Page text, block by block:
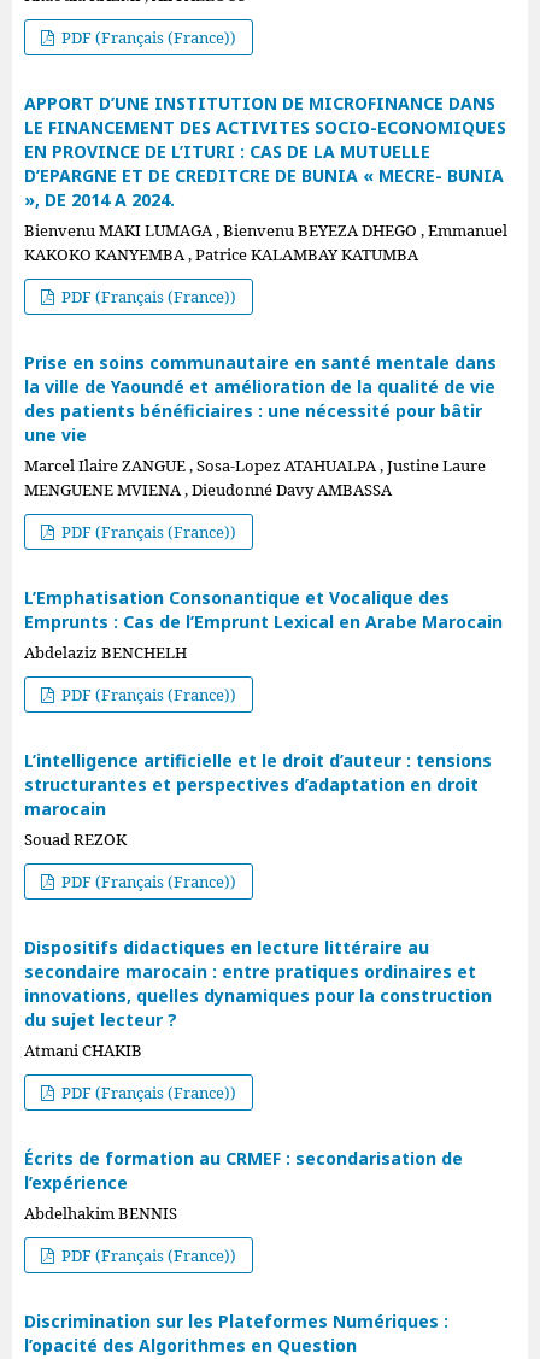
PDF (Français (France))
APPORT D’UNE INSTITUTION DE MICROFINANCE DANS
LE FINANCEMENT DES ACTIVITES SOCIO-ECONOMIQUES
EN PROVINCE DE L’ITURI : CAS DE LA MUTUELLE
D’EPARGNE ET DE CREDITCRE DE BUNIA « MECRE- BUNIA
», DE 2014 A 2024.
Bienvenu MAKI LUMAGA , Bienvenu BEYEZA DHEGO , Emmanuel
KAKOKO KANYEMBA , Patrice KALAMBAY KATUMBA
PDF (Français (France))
Prise en soins communautaire en santé mentale dans
la ville de Yaoundé et amélioration de la qualité de vie
des patients bénéficiaires : une nécessité pour bâtir
une vie
Marcel Ilaire ZANGUE , Sosa-Lopez ATAHUALPA , Justine Laure
MENGUENE MVIENA , Dieudonné Davy AMBASSA
PDF (Français (France))
L’Emphatisation Consonantique et Vocalique des
Emprunts : Cas de l’Emprunt Lexical en Arabe Marocain
Abdelaziz BENCHELH
PDF (Français (France))
L’intelligence artificielle et le droit d’auteur : tensions
structurantes et perspectives d’adaptation en droit
marocain
Souad REZOK
PDF (Français (France))
Dispositifs didactiques en lecture littéraire au
secondaire marocain : entre pratiques ordinaires et
innovations, quelles dynamiques pour la construction
du sujet lecteur ?
Atmani CHAKIB
PDF (Français (France))
Écrits de formation au CRMEF : secondarisation de
l’expérience
Abdelhakim BENNIS
PDF (Français (France))
Discrimination sur les Plateformes Numériques :
l’opacité des Algorithmes en Question